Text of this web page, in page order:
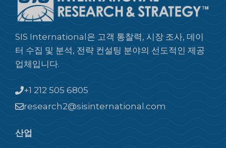
SIS International은 고객 통찰력, 시장 조사, 데이
터 수집 및 분석, 전략 컨설팅 분야의 선도적인 제공
업체입니다.
+1 212 505 6805
research2@sisinternational.com
산업